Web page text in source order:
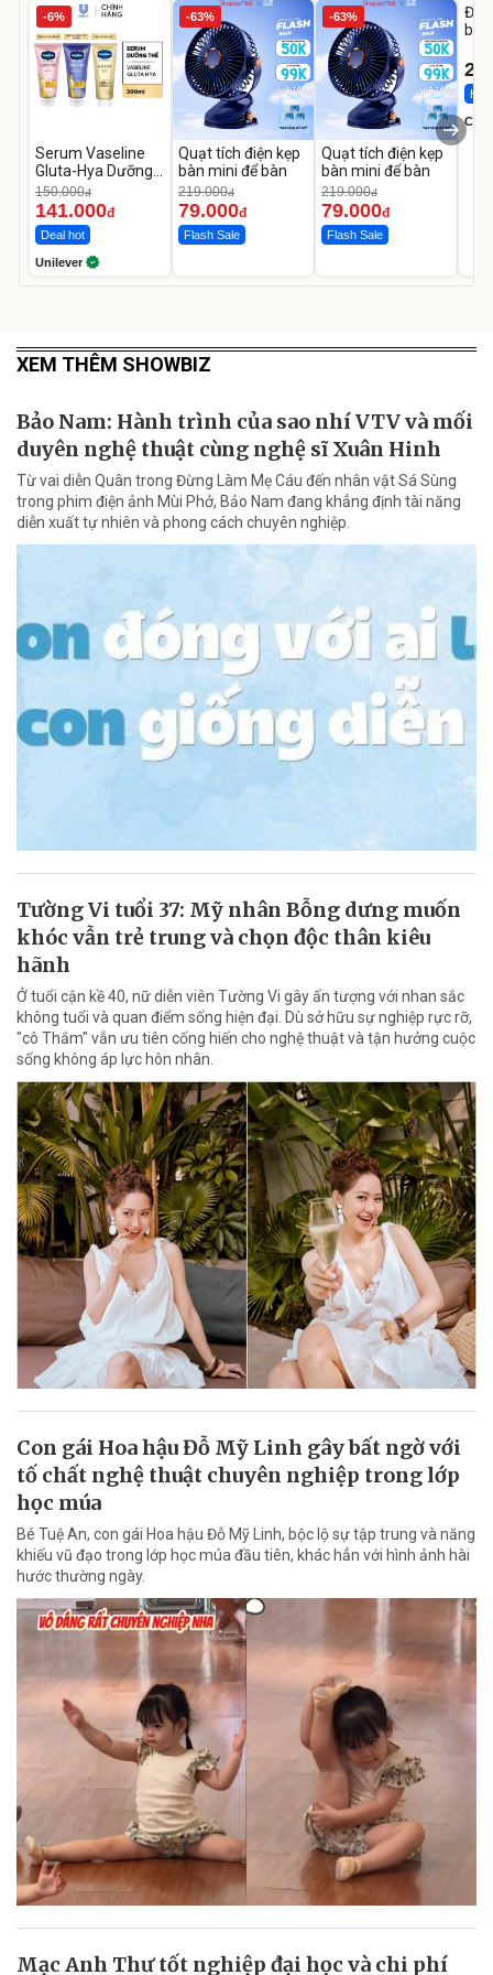
-6%
Serum Vaseline
Gluta-Hya Dưỡng
Da Sáng Mịn Sau 7
Ngày
150.000đ
141.000đ
Deal hot
Unilever
-63%
Quạt tích điện kẹp
bàn mini để bàn
219.000đ
79.000đ
Flash Sale
-63%
Quạt tích điện kẹp
bàn mini để bàn
219.000đ
79.000đ
Flash Sale
Đai
bé
Hot
XEM THÊM SHOWBIZ
Bảo Nam: Hành trình của sao nhí VTV và mối
duyên nghệ thuật cùng nghệ sĩ Xuân Hinh
Từ vai diễn Quân trong Đừng Làm Mẹ Cáu đến nhân vật Sá Sùng
trong phim điện ảnh Mùi Phở, Bảo Nam đang khẳng định tài năng
diễn xuất tự nhiên và phong cách chuyên nghiệp.
Tường Vi tuổi 37: Mỹ nhân Bỗng dưng muốn
khóc vẫn trẻ trung và chọn độc thân kiêu
hãnh
Ở tuổi cận kề 40, nữ diễn viên Tường Vi gây ấn tượng với nhan sắc
không tuổi và quan điểm sống hiện đại. Dù sở hữu sự nghiệp rực rỡ,
"cô Thắm" vẫn ưu tiên cống hiến cho nghệ thuật và tận hưởng cuộc
sống không áp lực hôn nhân.
Con gái Hoa hậu Đỗ Mỹ Linh gây bất ngờ với
tố chất nghệ thuật chuyên nghiệp trong lớp
học múa
Bé Tuệ An, con gái Hoa hậu Đỗ Mỹ Linh, bộc lộ sự tập trung và năng
khiếu vũ đạo trong lớp học múa đầu tiên, khác hẳn với hình ảnh hài
hước thường ngày.
Mạc Anh Thư tốt nghiệp đại học và chi phí